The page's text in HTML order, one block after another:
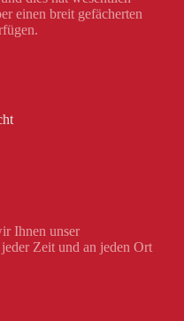
einen breit gefächerten
Ihnen unser
Zeit und an jeden Ort